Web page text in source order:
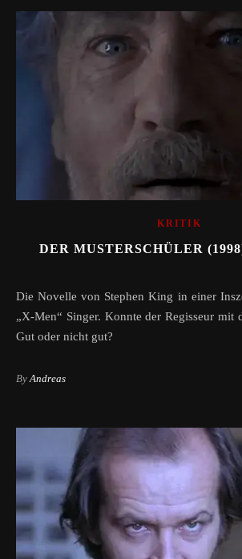
KRITIK
DER MUSTERSCHÜLER
Die Novelle von Stephen King in einer Inszenierung von Bryan
„X-Men“ Singer. Konnte der Regisseur mit
Gut oder nicht gut?
ByAndreas